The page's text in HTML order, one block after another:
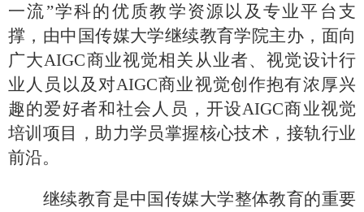
一流”学科的优质教学资源以及专业平台支
撑，由中国传媒大学继续教育学院主办，面向
广大AIGC商业视觉相关从业者、视觉设计行
业人员以及对AIGC商业视觉创作抱有浓厚兴
趣的爱好者和社会人员，开设AIGC商业视觉
培训项目，助力学员掌握核心技术，接轨行业
前沿。
继续教育是中国传媒大学整体教育的重要